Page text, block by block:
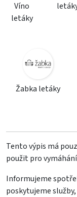
Víno
letáky
Žabka letáky
Tento výpis má
použit pro
Informujeme
poskytujeme